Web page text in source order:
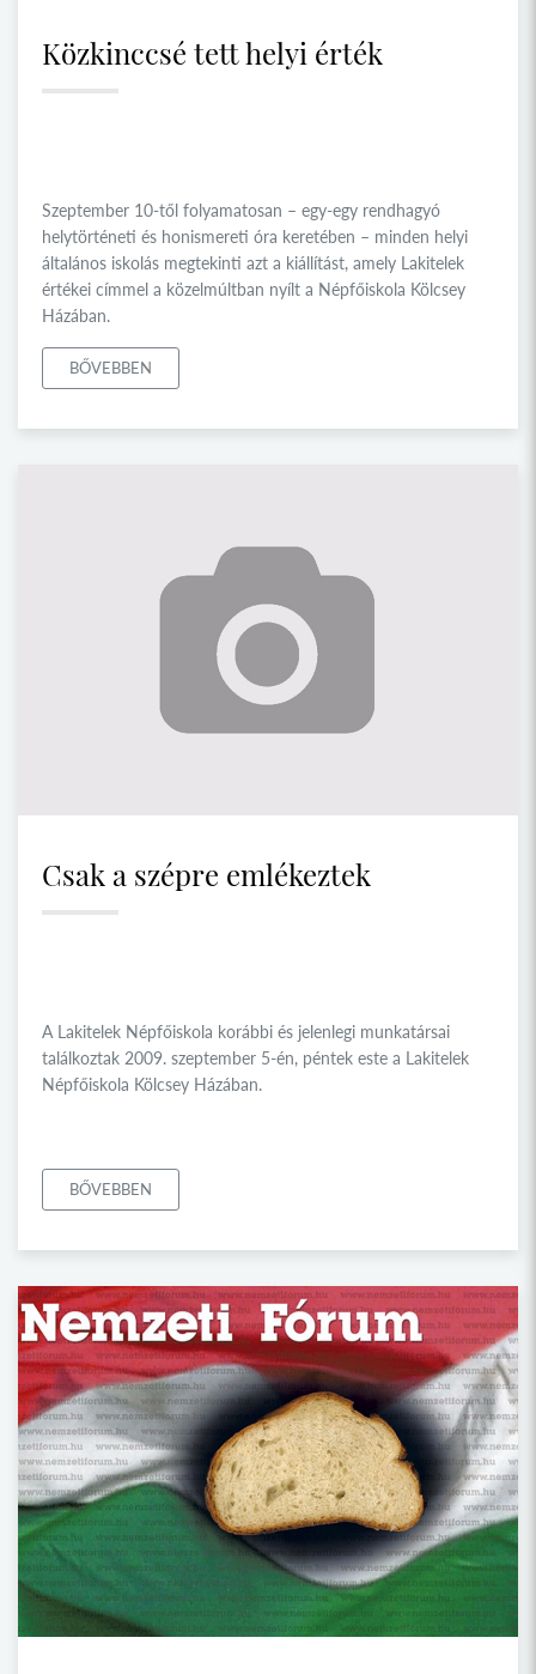
Közkinccsé tett helyi érték
Szeptember 10-től folyamatosan – egy-egy rendhagyó
helytörténeti és honismereti óra keretében – minden helyi
általános iskolás megtekinti azt a kiállítást, amely Lakitelek
értékei címmel a közelmúltban nyílt a Népfőiskola Kölcsey
Házában.
BŐVEBBEN
Csak a szépre emlékeztek
A Lakitelek Népfőiskola korábbi és jelenlegi munkatársai
találkoztak 2009. szeptember 5-én, péntek este a Lakitelek
Népfőiskola Kölcsey Házában.
BŐVEBBEN